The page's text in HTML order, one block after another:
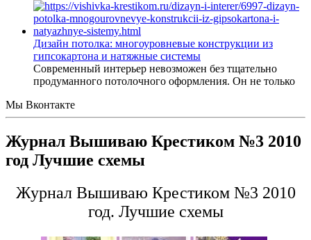
Дизайн потолка: многоуровневые конструкции из
гипсокартона и натяжные системы
Современный интерьер невозможен без тщательно
продуманного потолочного оформления. Он не только
Мы Вконтакте
Журнал Вышиваю Крестиком №3 2010
год Лучшие схемы
Журнал Вышиваю Крестиком №3 2010
год. Лучшие схемы